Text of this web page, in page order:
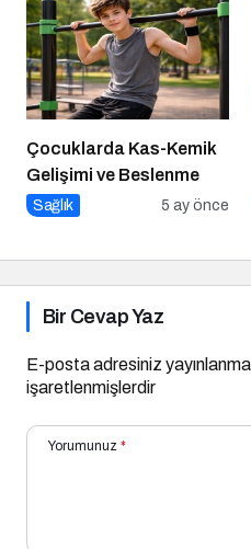
Çocuklarda Kas-Kemik
Gelişimi ve Beslenme
Sağlık 5 ay önce
Bir Cevap Yaz
E-posta adresiniz
işaretlenmişlerdir
Yorumunuz *